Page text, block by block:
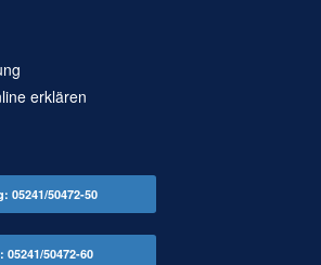
erklären
05241/50472-50
05241/50472-60